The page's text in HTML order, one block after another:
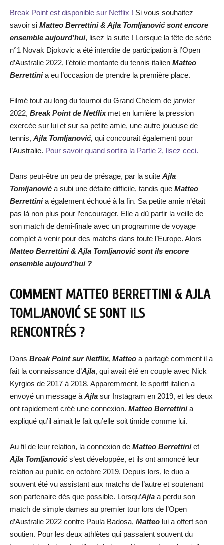
Break Point est disponible sur Netflix ! Si vous souhaitez
savoir si Matteo Berrettini & Ajla Tomljanović sont encore
ensemble aujourd’hui, lisez la suite ! Lorsque la tête de série
n°1 Novak Djokovic a été interdite de participation à l’Open
d’Australie 2022, l’étoile montante du tennis italien Matteo
Berrettinia eu l’occasion de prendre la première place.
Filmé tout au long du tournoi du Grand Chelem de janvier
2022, Break Point de Netflixmet en lumière la pression
exercée sur lui et sur sa petite amie, une autre joueuse de
tennis, Ajla Tomljanović, qui concourait également pour
l’Australie. Pour savoir quand sortira la Partie 2, lisez ceci.
Dans peut-être un peu de présage, par la suite Ajla
Tomljanović a subi une défaite difficile, tandis que Matteo
Berrettinia également échoué à la fin. Sa petite amie n’était
pas là non plus pour l’encourager. Elle a dû partir la veille de
son match de demi-finale avec un programme de voyage
complet à venir pour des matchs dans toute l’Europe. Alors
Matteo Berrettini & Ajla Tomljanović sont ils encore
ensemble aujourd’hui ?
COMMENT MATTEO BERRETTINI & AJLA
TOMLJANOVIĆ SE SONT ILS
RENCONTRÉS ?
Dans Break Point sur Netflix, Matteo a partagé comment il a
fait la connaissance d’Ajla, qui avait été en couple avec Nick
Kyrgios de 2017 à 2018. Apparemment, le sportif italien a
envoyé un message à Ajla sur Instagram en 2019, et les deux
ont rapidement créé une connexion. Matteo Berrettinia
expliqué qu’il aimait le fait qu’elle soit timide comme lui.
Au fil de leur relation, la connexion de Matteo Berrettiniet
Ajla Tomljanović s’est développée, et ils ont annoncé leur
relation au public en octobre 2019. Depuis lors, le duo a
souvent été vu assistant aux matchs de l’autre et soutenant
son partenaire dès que possible. Lorsqu’Ajla a perdu son
match de simple dames au premier tour lors de l’Open
d’Australie 2022 contre Paula Badosa, Matteo lui a offert son
soutien. Pour les deux athlètes qui passaient souvent du